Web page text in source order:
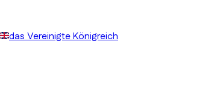
das Vereinigte Königreich